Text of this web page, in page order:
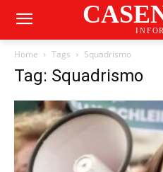
Home Tags Squadrismo
Tag: Squadrismo